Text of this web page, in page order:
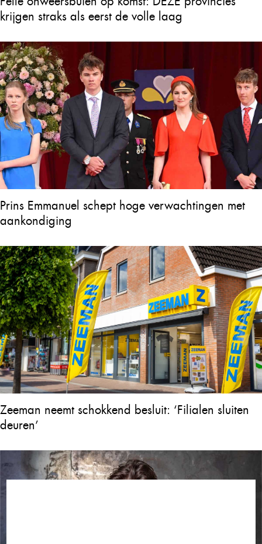
krijgen straks als eerst de volle laag
Prins Emmanuel schept hoge verwachtingen met
aankondiging
Zeeman neemt schokkend besluit: ‘Filialen sluiten
deuren’